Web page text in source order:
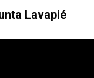
Lavapié